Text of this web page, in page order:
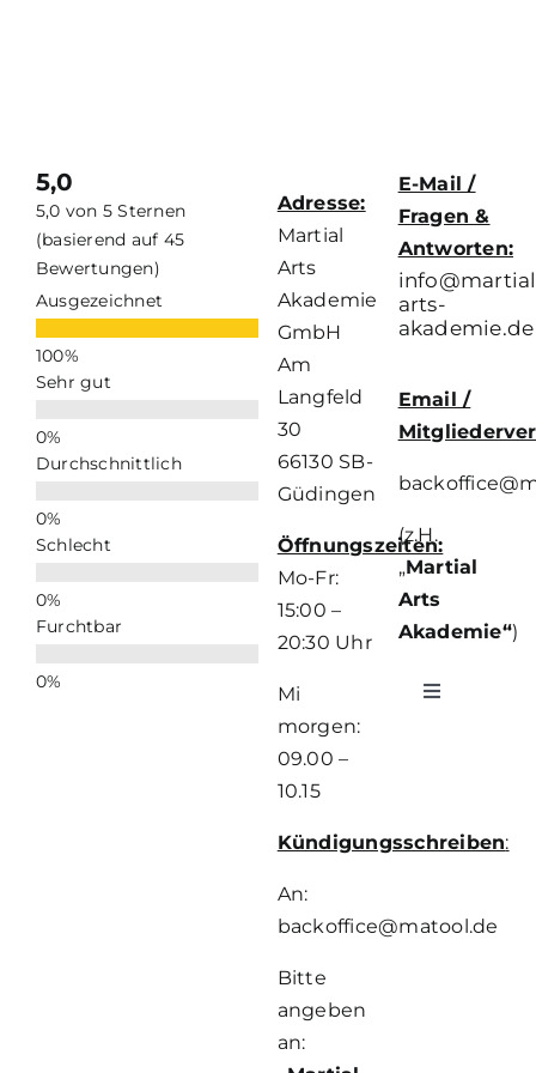
5,0
5,0 von 5 Sternen
(basierend auf 45
Bewertungen)
Ausgezeichnet
Sehr gut
Durchschnittlich
Schlecht
Furchtbar
Adresse:
Martial
Arts
Akademie
GmbH
Am
Langfeld
30
66130 SB-
Güdingen
Öffnungszeiten:
Mo-Fr:
15:00 –
20:30 Uhr
Mi
morgen:
09.00 –
10.15
Kündigungsschreiben:
An:
backoffice@matool.de
Bitte
angeben
an:
E-Mail /
Fragen &
Antworten:
arts-
akademie.de
Email /
(z.H.
„Martial
Arts
Akademie“)
Toggle